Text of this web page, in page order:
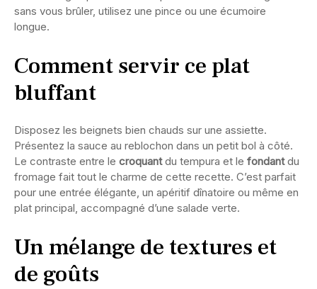
sans vous brûler, utilisez une pince ou une écumoire
longue.
Comment servir ce plat
bluffant
Disposez les beignets bien chauds sur une assiette.
Présentez la sauce au reblochon dans un petit bol à côté.
Le contraste entre le croquantdu tempura et le fondantdu
fromage fait tout le charme de cette recette. C’est parfait
pour une entrée élégante, un apéritif dînatoire ou même en
plat principal, accompagné d’une salade verte.
Un mélange de textures et
de goûts